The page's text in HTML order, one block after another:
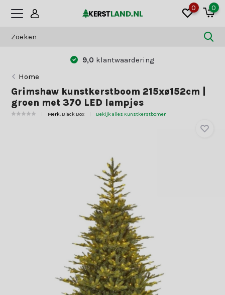
0 0
9,0 klantwaardering
Home
Grimshaw kunstkerstboom 215xø152cm |
groen met 370 LED lampjes
Merk: Black Box Bekijk alles Kunstkerstbomen